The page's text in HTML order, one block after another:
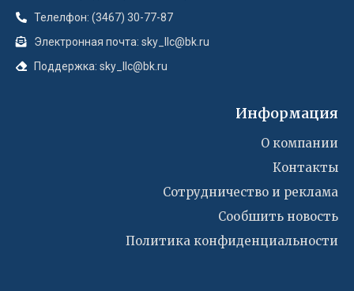
Телелфон: (3467) 30-77-87
Электронная почта: sky_llc@bk.ru
Поддержка: sky_llc@bk.ru
Информация
О компании
Контакты
Сотрудничество и реклама
Сообшить новость
Политика конфиденциальности